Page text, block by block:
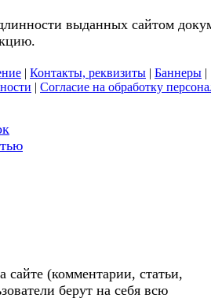
выданных сайтом
| Контакты, реквизиты | Баннеры |
| Согласие на обработку
сайте (комментарии, статьи,
берут на себя всю